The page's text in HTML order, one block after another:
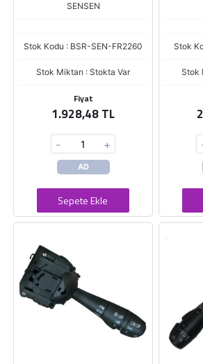
SENSEN
Stok Kodu : BSR-SEN-FR2260
Stok Miktarı : Stokta Var
Fiyat
1.928,48 TL
- +
AD
Sepete Ekle
Stok
Stok